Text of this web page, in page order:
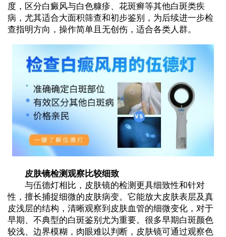
度，区分白癜风与白色糠疹、花斑癣等其他白斑类疾
病，尤其适合大面积筛查和初步鉴别，为后续进一步检
查指明方向，操作简单且无创伤，适合各类人群。
皮肤镜检测观察比较细致
与伍德灯相比，皮肤镜的检测更具细致性和针对
性，擅长捕捉细微的皮肤病变。它能放大皮肤表层及真
皮浅层的结构，清晰观察到皮肤血管的细微变化，对于
早期、不典型的白斑鉴别尤为重要。很多早期白斑颜色
较浅、边界模糊，肉眼难以判断，皮肤镜可通过观察色